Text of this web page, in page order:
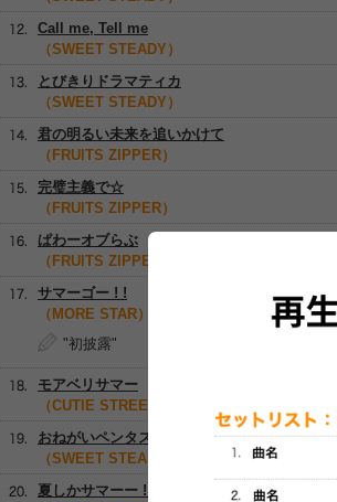
Call me, Tell me
（SWEET STEADY）
とびきりドラマティカ
（SWEET STEADY）
君の明るい未来を追いかけて
（FRUITS ZIPPER）
完璧主義で☆
（FRUITS ZIPPER）
ぱわーオブらぶ
（FRUITS ZIPPER）
サマーゴー ! !
（MORE STAR）
"初披露"
モアベリサマー
（CUTIE STREET）
おねがいペンタス
（SWEET STEADY）
夏しかサマーー ! ♡